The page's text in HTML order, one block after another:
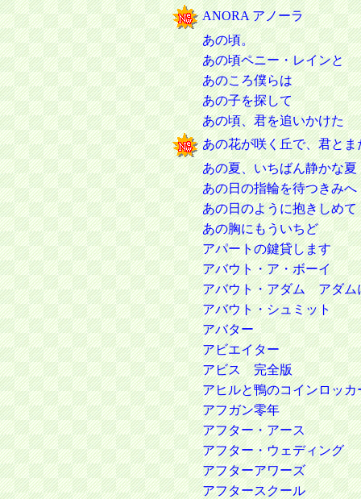
ANORA アノーラ
あの頃。
あの頃ペニー・レインと
あのころ僕らは
あの子を探して
あの頃、君を追いかけた
あの花が咲く丘で、君と
あの夏、いちばん静かな夏
あの日の指輪を待つきみへ
あの日のように抱きしめて
あの胸にもういちど
アパートの鍵貸します
アバウト・ア・ボーイ
アバウト・アダム アダム
アバウト・シュミット
アバター
アビエイター
アビス 完全版
アヒルと鴨のコインロッカ
アフガン零年
アフター・アース
アフター・ウェディング
アフターアワーズ
アフタースクール